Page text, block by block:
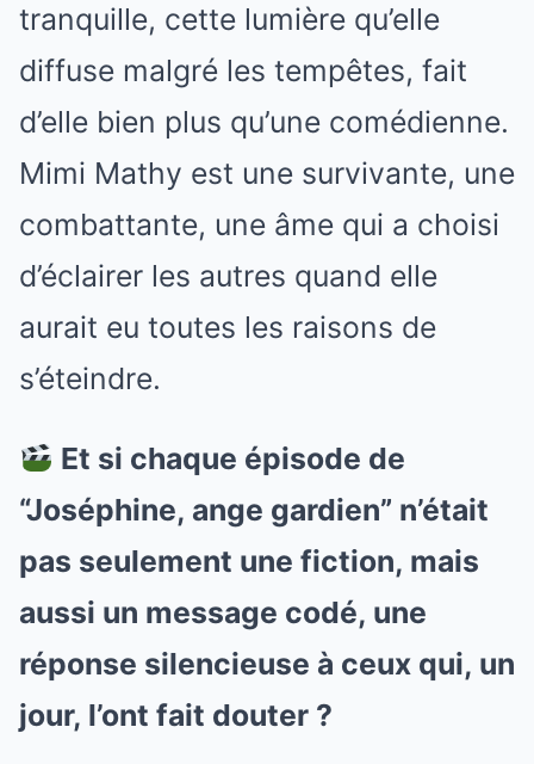
tranquille, cette lumière qu’elle
diffuse malgré les tempêtes, fait
d’elle bien plus qu’une comédienne.
Mimi Mathy est une survivante, une
combattante, une âme qui a choisi
d’éclairer les autres quand elle
aurait eu toutes les raisons de
s’éteindre.
Et si chaque épisode de
“Joséphine, ange gardien” n’était
pas seulement une fiction, mais
aussi un message codé, une
réponse silencieuse à ceux qui, un
jour, l’ont fait douter ?